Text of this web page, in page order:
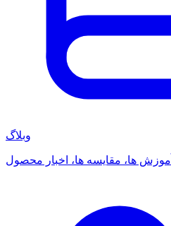
وبلاگ
آموزش ها، مقایسه ها، اخبار محصول